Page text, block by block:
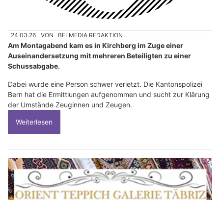
24.03.26 VON BELMEDIA REDAKTION
Am Montagabend kam es in Kirchberg im Zuge einer
Auseinandersetzung mit mehreren Beteiligten zu einer
Schussabgabe.
Dabei wurde eine Person schwer verletzt. Die Kantonspolizei
Bern hat die Ermittlungen aufgenommen und sucht zur Klärung
der Umstände Zeuginnen und Zeugen.
Weiterlesen